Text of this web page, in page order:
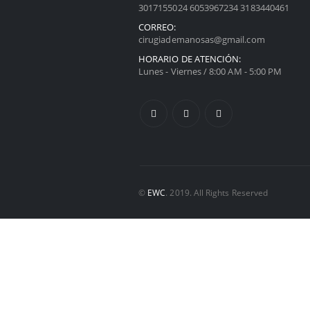
3017155024 6053967234 3183440461
CORREO:
cirugiademanosas@gmail.com
HORARIO DE ATENCIÓN:
Lunes - Viernes / 8:00 AM - 5:00 PM
© EWC. 2019. All Rights Reserved